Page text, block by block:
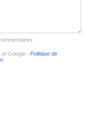
et Google - Politique de